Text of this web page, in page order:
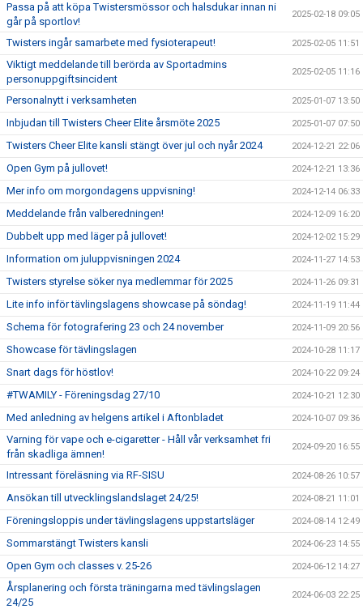
Passa på att köpa Twistersmössor och halsdukar innan ni
går på sportlov!
2025-02-18 09:05
Twisters ingår samarbete med fysioterapeut! 2025-02-05 11:51
Viktigt meddelande till berörda av Sportadmins
personuppgiftsincident
2025-02-05 11:16
Personalnytt i verksamheten 2025-01-07 13:50
Inbjudan till Twisters Cheer Elite årsmöte 2025 2025-01-07 07:50
Twisters Cheer Elite kansli stängt över jul och nyår 2024 2024-12-21 22:06
Open Gym på jullovet! 2024-12-21 13:36
Mer info om morgondagens uppvisning! 2024-12-14 06:33
Meddelande från valberedningen! 2024-12-09 16:20
Dubbelt upp med läger på jullovet! 2024-12-02 15:29
Information om juluppvisningen 2024 2024-11-27 14:53
Twisters styrelse söker nya medlemmar för 2025 2024-11-26 09:31
Lite info inför tävlingslagens showcase på söndag! 2024-11-19 11:44
Schema för fotografering 23 och 24 november 2024-11-09 20:56
Showcase för tävlingslagen 2024-10-28 11:17
Snart dags för höstlov! 2024-10-22 09:24
#TWAMILY - Föreningsdag 27/10 2024-10-21 12:30
Med anledning av helgens artikel i Aftonbladet 2024-10-07 09:36
Varning för vape och e-cigaretter - Håll vår verksamhet fri
från skadliga ämnen!
2024-09-20 16:55
Intressant föreläsning via RF-SISU 2024-08-26 10:57
Ansökan till utvecklingslandslaget 24/25! 2024-08-21 11:01
Föreningsloppis under tävlingslagens uppstartsläger 2024-08-14 12:49
Sommarstängt Twisters kansli 2024-06-23 14:55
Open Gym och classes v. 25-26 2024-06-12 14:27
Årsplanering och första träningarna med tävlingslagen
24/25
2024-06-03 22:25